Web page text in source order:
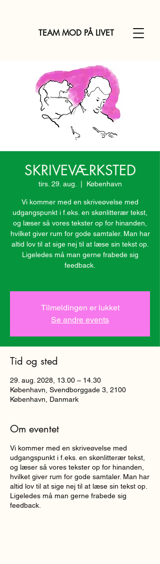
TEAM MOD PÅ LIVET
SKRIVEVÆRKSTED
tirs. 29. aug. København
Vi kommer med en skriveøvelse med
udgangspunkt i f.eks. en skønlitterær tekst,
og læser så vores tekster op for hinanden,
hvilket giver rum for gode samtaler. Man har
altid lov til at sige nej til at læse sin tekst op.
Ligeledes må man gerne frabede sig
feedback.
Tilmeldingen er lukket
Se andre events
Tid og sted
29. aug. 2028, 13.00 – 14.30
København, Svendborggade 3, 2100
København, Danmark
Om eventet
Vi kommer med en skriveøvelse med
udgangspunkt i f.eks. en skønlitterær tekst,
og læser så vores tekster op for hinanden,
hvilket giver rum for gode samtaler. Man har
altid lov til at sige nej til at læse sin tekst op.
Ligeledes må man gerne frabede sig
feedback.